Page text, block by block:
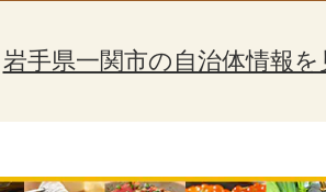
岩手県一関市の自治体情報を